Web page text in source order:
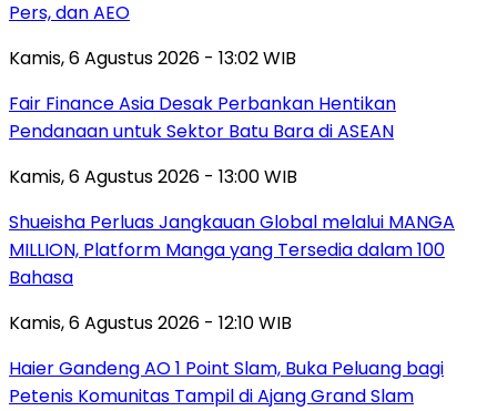
Pers, dan AEO
Kamis, 6 Agustus 2026 - 13:02 WIB
Fair Finance Asia Desak Perbankan Hentikan
Pendanaan untuk Sektor Batu Bara di ASEAN
Kamis, 6 Agustus 2026 - 13:00 WIB
Shueisha Perluas Jangkauan Global melalui MANGA
MILLION, Platform Manga yang Tersedia dalam 100
Bahasa
Kamis, 6 Agustus 2026 - 12:10 WIB
Haier Gandeng AO 1 Point Slam, Buka Peluang bagi
Petenis Komunitas Tampil di Ajang Grand Slam